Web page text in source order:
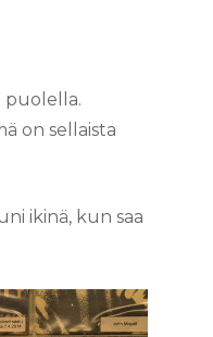
puolella.
on sellaista
ikinä, kun saa